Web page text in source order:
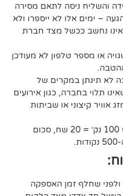
מסירה
ולא
מצד חברת
לא מעודכן
של
אירועים
שביתות
נק׳ = 20 שח, סכום